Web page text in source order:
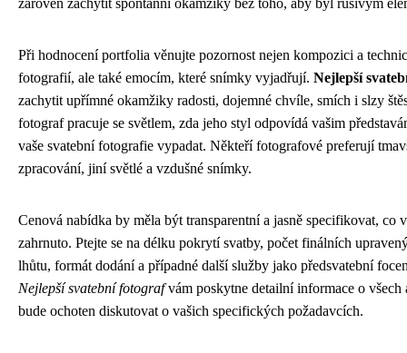
Při hodnocení portfolia věnujte pozornost nejen kompozici a
fotografií, ale také emocím, které snímky vyjadřují. Nejlepší
zachytit upřímné okamžiky radosti, dojemné chvíle, smích i slzy
fotograf pracuje se světlem, zda jeho styl odpovídá vašim
vaše svatební fotografie vypadat. Někteří fotografové preferují
zpracování, jiní světlé a vzdušné snímky.
Cenová nabídka by měla být transparentní a jasně specifikovat, co
zahrnuto. Ptejte se na délku pokrytí svatby, počet finálních
lhůtu, formát dodání a případné další služby jako předsvatební
Nejlepší svatební fotografvám poskytne detailní informace o všech
bude ochoten diskutovat o vašich specifických požadavcích.